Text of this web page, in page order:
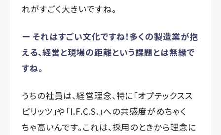
れがすごく大きいですね。
ー それはすごい文化ですね！多くの製造業が抱
える、経営と現場の距離という課題とは無縁で
すね。
うちの社員は、経営理念、特に「オプテックスス
ピリッツ」や「I.F.C.S.」への共感度がめちゃく
ちゃ高いんです。これは、採用のときから理念に